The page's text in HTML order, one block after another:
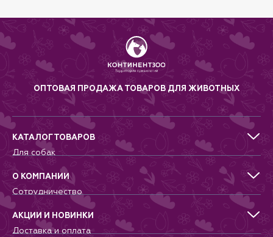
ОПТОВАЯ ПРОДАЖА ТОВАРОВ ДЛЯ ЖИВОТНЫХ
КАТАЛОГ ТОВАРОВ
Для собак
Для кошек
Для грызунов
Для птиц
Аквариумистика, пруд, море
Террариумистика
О КОМПАНИИ
Сотрудничество
Питомникам
Добрые дела
Новости
АКЦИИ И НОВИНКИ
Доставка и оплата